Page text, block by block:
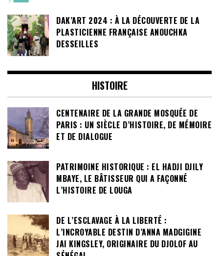
DAK’ART 2024 : À LA DÉCOUVERTE DE LA
PLASTICIENNE FRANÇAISE ANOUCHKA
DESSEILLES
HISTOIRE
CENTENAIRE DE LA GRANDE MOSQUÉE DE
PARIS : UN SIÈCLE D’HISTOIRE, DE MÉMOIRE
ET DE DIALOGUE
PATRIMOINE HISTORIQUE : EL HADJI DJILY
MBAYE, LE BÂTISSEUR QUI A FAÇONNÉ
L’HISTOIRE DE LOUGA
DE L’ESCLAVAGE À LA LIBERTÉ :
L’INCROYABLE DESTIN D’ANNA MADGIGINE
JAI KINGSLEY, ORIGINAIRE DU DJOLOF AU